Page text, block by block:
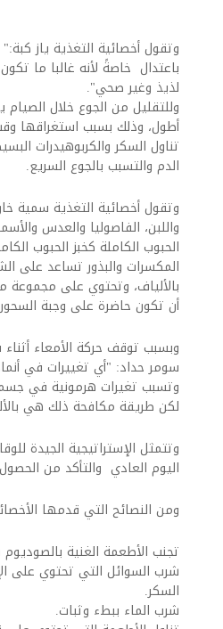
وتقول أخصائية التغذية ياز
باعتدال خاصةً لأنه غالبا ما
لذيذ وغير صحي".
وللتقليل من الجوع خلال الصيام
أطول، وذلك بسبب استغراقها
تناول السكر والكربوهيدرات
الدم والتسبب بالجوع السريع.
وتقول أخصائية التغذية سمية
واللبن، الفاصوليا والعدس
الحبوب الكاملة كخبز الحبوب
المكسرات والبذور تساعد على
بالألياف، وتحتوي على مجموعة
أن تكون حاضرة على وجبة
وبسبب توقف حركة الأمعاء
سومر حداد: "أي تغييرات في
وتسبب تغيرات هرمونية في
لكن طريقة مكافحة ذلك هي
وتتمثل الإستراتيجية الجيدة
اليوم العادي والتأكد من
ومن النصائح التي قدمها
تجنب الأطعمة الغنية
شرب السوائل التي تحتوي على
السكر.
شرب الماء ببطء وثبات.